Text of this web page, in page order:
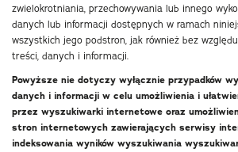
zwielokrotniania, przechowywania lub innego
danych lub informacji dostępnych w ramach
wszystkich jego podstron, jak również bez
treści, danych i informacji.
Powyższe nie dotyczy wyłącznie przypadków
danych i informacji w celu umożliwienia i
przez wyszukiwarki internetowe oraz
stron internetowych zawierających serwisy
indeksowania wyników wyszukiwania